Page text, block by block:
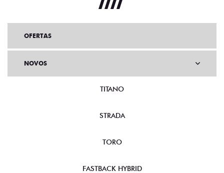
OFERTAS
NOVOS
TITANO
STRADA
TORO
FASTBACK HYBRID